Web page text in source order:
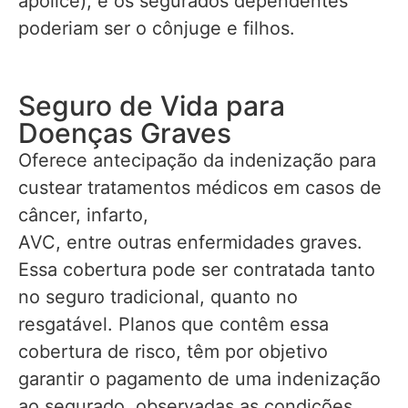
poderiam ser o cônjuge e filhos.
Seguro de Vida para
Doenças Graves
Oferece antecipação da indenização para
custear tratamentos médicos em casos de
câncer, infarto,
AVC, entre outras enfermidades graves.
Essa cobertura pode ser contratada tanto
no seguro tradicional, quanto no
resgatável. Planos que contêm essa
cobertura de risco, têm por objetivo
garantir o pagamento de uma indenização